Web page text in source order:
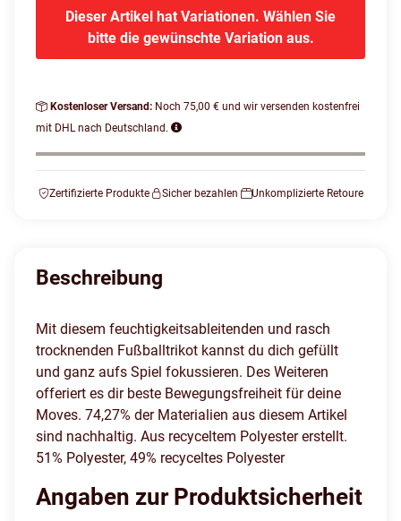
Dieser Artikel hat Variationen. Wählen Sie
bitte die gewünschte Variation aus.
Kostenloser Versand: Noch 75,00 € und wir versenden kostenfrei
mit DHL nach Deutschland.
Zertifizierte Produkte Sicher bezahlen Unkomplizierte Retoure
Beschreibung
Mit diesem feuchtigkeitsableitenden und rasch
trocknenden Fußballtrikot kannst du dich gefüllt
und ganz aufs Spiel fokussieren. Des Weiteren
offeriert es dir beste Bewegungsfreiheit für deine
Moves. 74,27% der Materialien aus diesem Artikel
sind nachhaltig. Aus recyceltem Polyester erstellt.
51% Polyester, 49% recyceltes Polyester
Angaben zur Produktsicherheit